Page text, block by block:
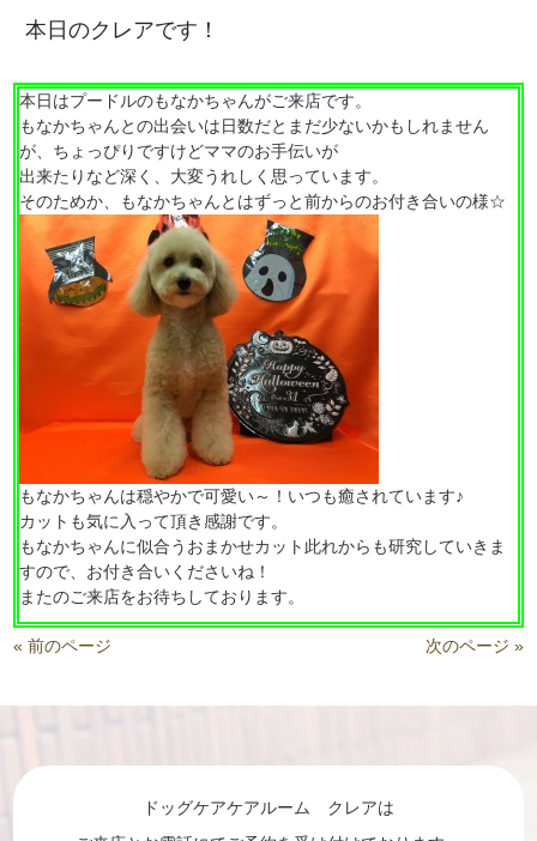
本日のクレアです！
本日はプードルのもなかちゃんがご来店です。
もなかちゃんとの出会いは日数だとまだ少ないかもしれません
が、ちょっぴりですけどママのお手伝いが
出来たりなど深く、大変うれしく思っています。
そのためか、もなかちゃんとはずっと前からのお付き合いの様☆
もなかちゃんは穏やかで可愛い～！いつも癒されています♪
カットも気に入って頂き感謝です。
もなかちゃんに似合うおまかせカット此れからも研究していきま
すので、お付き合いくださいね！
またのご来店をお待ちしております。
« 前のページ 次のページ »
ドッグケアケアルーム クレアは